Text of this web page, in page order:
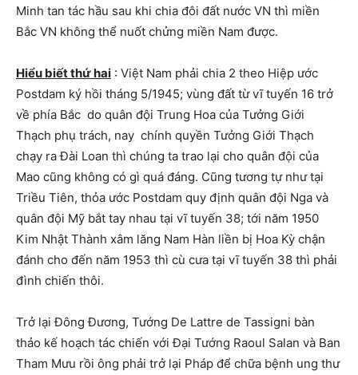
Minh tan tác hầu sau khi chia đôi đất nước VN thì miền
Bắc VN không thể nuốt chửng miền Nam được.
Hiểu biết thứ hai : Việt Nam phải chia 2 theo Hiệp ước
Postdam ký hồi tháng 5/1945; vùng đất từ vĩ tuyến 16 trở
về phía Bắc do quân đội Trung Hoa của Tưởng Giới
Thạch phụ trách, nay chính quyền Tưởng Giới Thạch
chạy ra Đài Loan thì chúng ta trao lại cho quân đội của
Mao cũng không có gì quá đáng. Cũng tương tự như tại
Triều Tiên, thỏa ước Postdam quy định quân đội Nga và
quân đội Mỹ bắt tay nhau tại vĩ tuyến 38; tới năm 1950
Kim Nhật Thành xâm lăng Nam Hàn liền bị Hoa Kỳ chận
đánh cho đến năm 1953 thì cù cưa tại vĩ tuyến 38 thì phải
đình chiến thôi.
Trở lại Đông Đương, Tướng De Lattre de Tassigni bàn
thảo kế hoạch tác chiến với Đại Tướng Raoul Salan và Ban
Tham Mưu rồi ông phải trở lại Pháp để chữa bệnh ung thư